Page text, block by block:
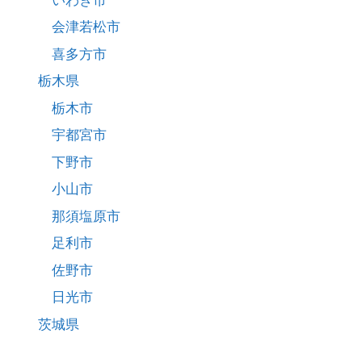
会津若松市
喜多方市
栃木県
栃木市
宇都宮市
下野市
小山市
那須塩原市
足利市
佐野市
日光市
茨城県